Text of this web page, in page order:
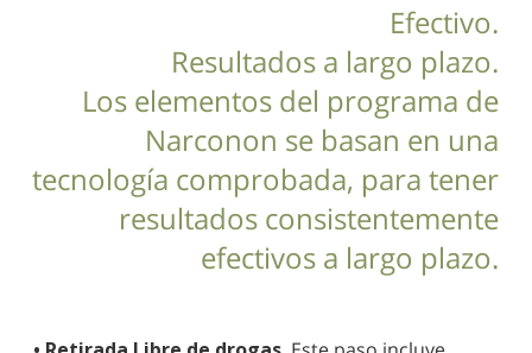
Efectivo.
Resultados a largo plazo.
Los elementos del programa de
Narconon se basan en una
tecnología comprobada, para tener
resultados consistentemente
efectivos a largo plazo.